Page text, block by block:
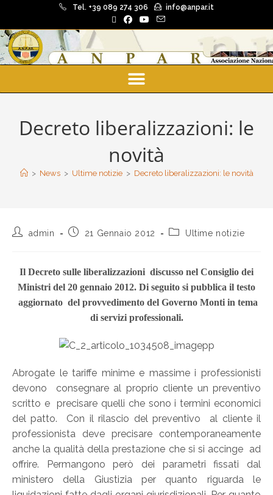
Tel. +39 089 274 306 info@anpar.it
Decreto liberalizzazioni: le
novità
> News > Ultime notizie > Decreto liberalizzazioni: le novità
admin 21 Gennaio 2012 Ultime notizie
Il Decreto sulle liberalizzazioni discusso nel Consiglio dei
Ministri del 20 gennaio 2012. Di seguito si pubblica il testo
aggiornato del provvedimento del Governo Monti in tema
di servizi professionali.
Abrogate le tariffe minime e massime i professionisti
devono consegnare al proprio cliente un preventivo
scritto e precisare quelli che sono i termini economici
del patto. Con il rilascio del preventivo al cliente il
professionista deve precisare contemporaneamente
anche la qualità della prestazione che si si accinge ad
offrire. Permangono però dei parametri fissati dal
ministero della Giustizia per quanto riguarda le